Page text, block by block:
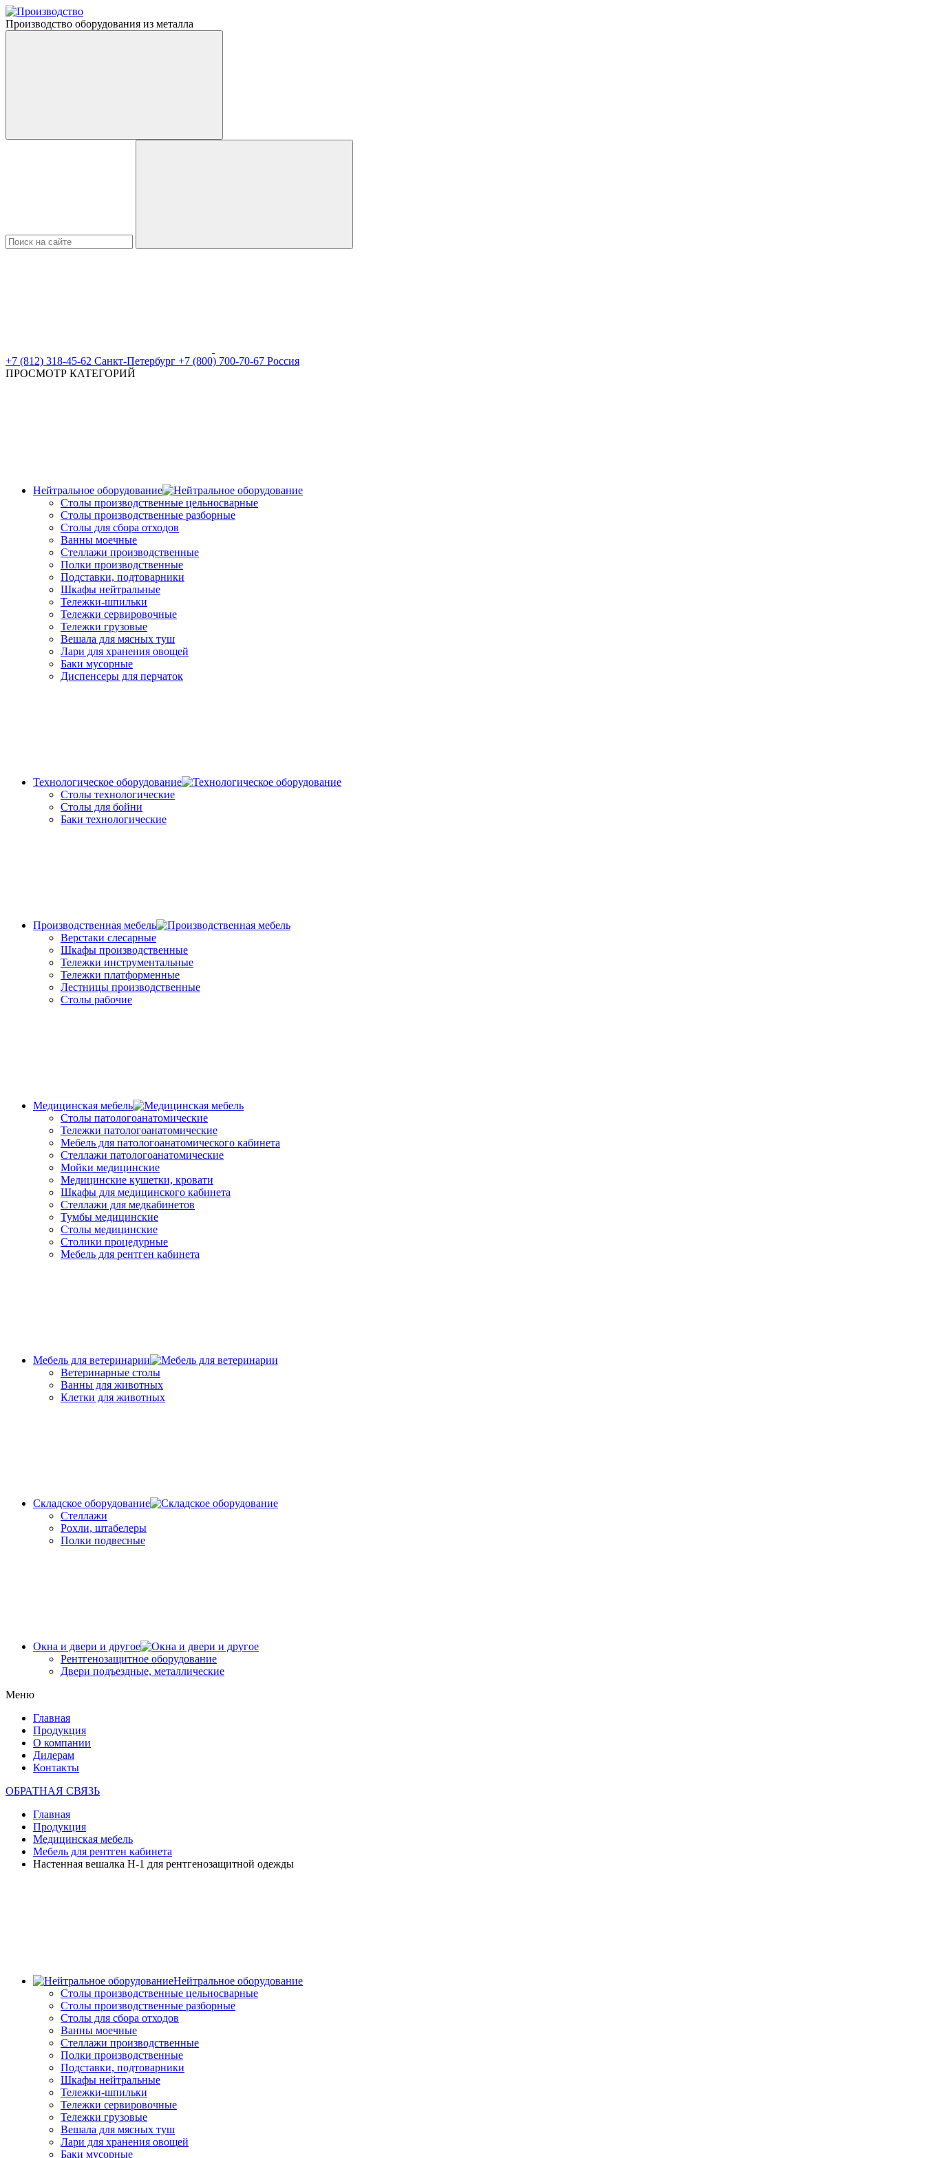
Производство оборудования из металла
+7 (812) 318-45-62 Санкт-Петербург +7 (800) 700-70-67 Россия
ПРОСМОТР КАТЕГОРИЙ
Нейтральное оборудование
Столы производственные цельносварные
Cтолы производственные разборные
Столы для сбора отходов
Ванны моечные
Стеллажи производственные
Полки производственные
Подставки, подтоварники
Шкафы нейтральные
Тележки-шпильки
Тележки сервировочные
Тележки грузовые
Вешала для мясных туш
Лари для хранения овощей
Баки мусорные
Диспенсеры для перчаток
Технологическое оборудование
Столы технологические
Столы для бойни
Баки технологические
Производственная мебель
Верстаки слесарные
Шкафы производственные
Тележки инструментальные
Тележки платформенные
Лестницы производственные
Столы рабочие
Медицинская мебель
Столы патологоанатомические
Тележки патологоанатомические
Мебель для патологоанатомического кабинета
Стеллажи патологоанатомические
Мойки медицинские
Медицинские кушетки, кровати
Шкафы для медицинского кабинета
Стеллажи для медкабинетов
Тумбы медицинские
Столы медицинские
Столики процедурные
Мебель для рентген кабинета
Мебель для ветеринарии
Ветеринарные столы
Ванны для животных
Клетки для животных
Складское оборудование
Стеллажи
Рохли, штабелеры
Полки подвесные
Окна и двери и другое
Рентгенозащитное оборудование
Двери подъездные, металлические
Меню
Главная
Продукция
О компании
Дилерам
Контакты
ОБРАТНАЯ СВЯЗЬ
Главная
Продукция
Медицинская мебель
Мебель для рентген кабинета
Настенная вешалка Н-1 для рентгенозащитной одежды
Нейтральное оборудование
Столы производственные цельносварные
Cтолы производственные разборные
Столы для сбора отходов
Ванны моечные
Стеллажи производственные
Полки производственные
Подставки, подтоварники
Шкафы нейтральные
Тележки-шпильки
Тележки сервировочные
Тележки грузовые
Вешала для мясных туш
Лари для хранения овощей
Баки мусорные